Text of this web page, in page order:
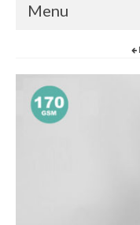
Menu
Goodies &
T-shirt
Goodies
Maison &
Gant de